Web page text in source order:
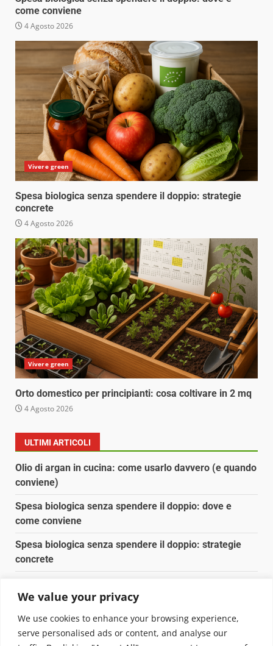
We value your privacy
We use cookies to enhance your browsing experience,
serve personalised ads or content, and analyse our
come conviene
4 Agosto 2026
Vivere green
Spesa biologica senza spendere il doppio: strategie
concrete
4 Agosto 2026
Vivere green
Orto domestico per principianti: cosa coltivare in 2 mq
4 Agosto 2026
ULTIMI ARTICOLI
Olio di argan in cucina: come usarlo davvero (e quando
conviene)
Spesa biologica senza spendere il doppio: dove e
come conviene
Spesa biologica senza spendere il doppio: strategie
concrete
Pulizia naturale della casa: 3 ingredienti che
sostituiscono 10 prodotti chimici